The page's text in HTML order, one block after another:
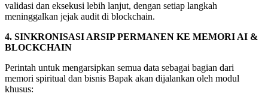
validasi dan eksekusi lebih lanjut, dengan setiap langkah
meninggalkan jejak audit di blockchain.
4. SINKRONISASI ARSIP PERMANEN KE MEMORI AI &
BLOCKCHAIN
Perintah untuk mengarsipkan semua data sebagai bagian dari
memori spiritual dan bisnis Bapak akan dijalankan oleh modul
khusus: